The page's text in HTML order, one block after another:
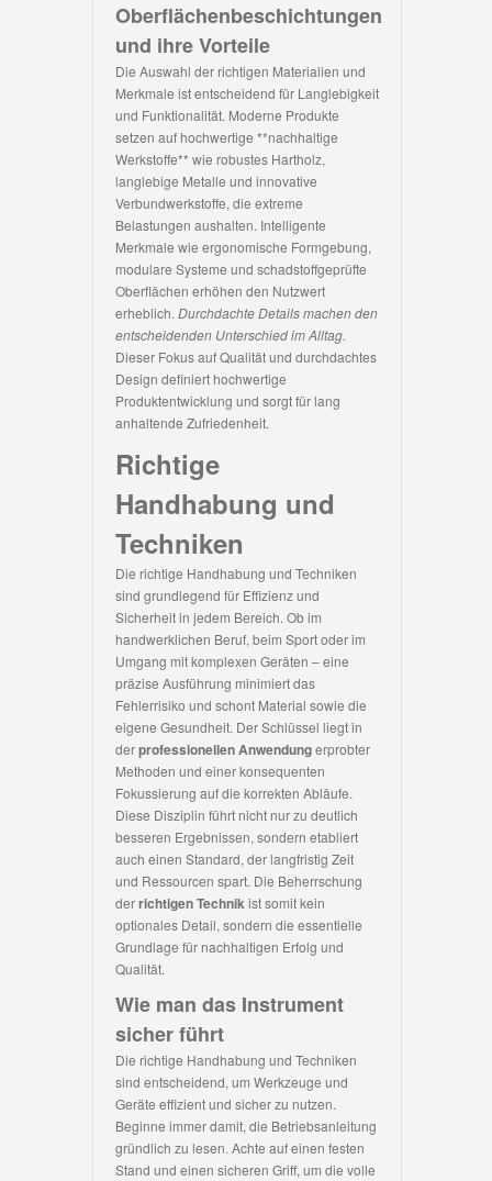
Oberflächenbeschichtungen
und ihre Vorteile
Die Auswahl der richtigen Materialien und
Merkmale ist entscheidend für Langlebigkeit
und Funktionalität. Moderne Produkte
setzen auf hochwertige **nachhaltige
Werkstoffe** wie robustes Hartholz,
langlebige Metalle und innovative
Verbundwerkstoffe, die extreme
Belastungen aushalten. Intelligente
Merkmale wie ergonomische Formgebung,
modulare Systeme und schadstoffgeprüfte
Oberflächen erhöhen den Nutzwert
erheblich. Durchdachte Details machen den
entscheidenden Unterschied im Alltag.
Dieser Fokus auf Qualität und durchdachtes
Design definiert hochwertige
Produktentwicklung und sorgt für lang
anhaltende Zufriedenheit.
Richtige
Handhabung und
Techniken
Die richtige Handhabung und Techniken
sind grundlegend für Effizienz und
Sicherheit in jedem Bereich. Ob im
handwerklichen Beruf, beim Sport oder im
Umgang mit komplexen Geräten – eine
präzise Ausführung minimiert das
Fehlerrisiko und schont Material sowie die
eigene Gesundheit. Der Schlüssel liegt in
derprofessionellen Anwendungerprobter
Methoden und einer konsequenten
Fokussierung auf die korrekten Abläufe.
Diese Disziplin führt nicht nur zu deutlich
besseren Ergebnissen, sondern etabliert
auch einen Standard, der langfristig Zeit
und Ressourcen spart. Die Beherrschung
derrichtigen Technikist somit kein
optionales Detail, sondern die essentielle
Grundlage für nachhaltigen Erfolg und
Qualität.
Wie man das Instrument
sicher führt
Die richtige Handhabung und Techniken
sind entscheidend, um Werkzeuge und
Geräte effizient und sicher zu nutzen.
Beginne immer damit, die Betriebsanleitung
gründlich zu lesen. Achte auf einen festen
Stand und einen sicheren Griff, um die volle